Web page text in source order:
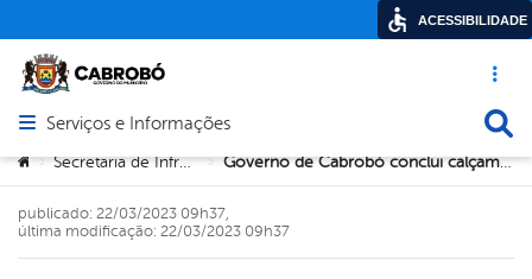
Acesso
Abrir menu principal de navegação
Serviços e Informações
Você está aqui:
> Secretaria de Infraestrutura > Governo de Cabrobó conclui calçamento da Rua José Dario de Souza Carvalho no Alto do Bonitinho
publicado: 22/03/2023 09h37,
última modificação: 22/03/2023 09h37
ACESSIBILIDADE